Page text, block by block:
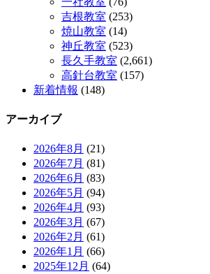
吉根教室 (253)
焼山教室 (14)
神丘教室 (523)
長久手教室 (2,661)
高針台教室 (157)
新着情報 (148)
アーカイブ
2026年8月 (21)
2026年7月 (81)
2026年6月 (83)
2026年5月 (94)
2026年4月 (93)
2026年3月 (67)
2026年2月 (61)
2026年1月 (66)
2025年12月 (64)